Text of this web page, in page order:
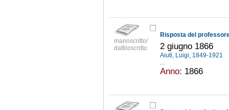
manoscritto/
dattiloscritto
2 giugno 1866
Aiuti, Luigi, 1849-1921
...
Anno: 1866